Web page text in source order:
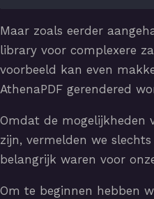
Maar zoals eerder
library voor complexere
voorbeeld kan even
AthenaPDF gerendered
Omdat de mogelijkheden
zijn, vermelden we
belangrijk waren voor
Om te beginnen hebben